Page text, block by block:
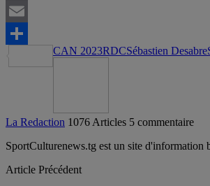
X
Email
Partager
CAN 2023RDCSébastien Desabre
La Redaction 1076 Articles 5 commentaire
SportCulturenews.tg est un site d'information
Article Précédent